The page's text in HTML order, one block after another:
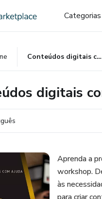
Categorias
Conteúdos digitais com IA
digitais
Aprenda a
workshop.
às